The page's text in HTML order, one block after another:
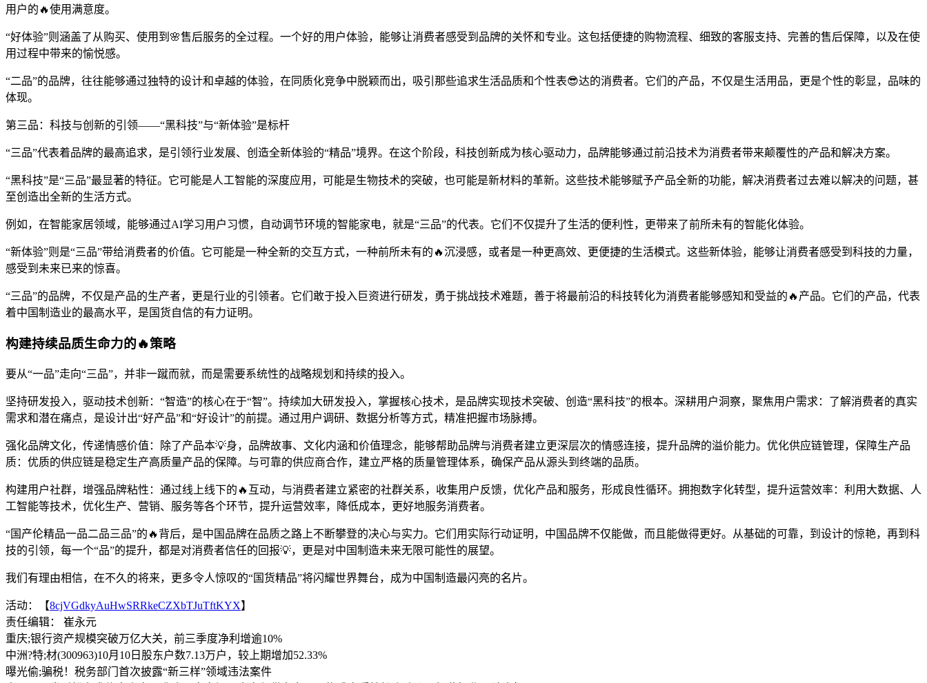
用户的🔥使用满意度。
“好体验”则涵盖了从购买、使用到🌸售后服务的全过程。一个好的用户体验，能够让消费者感受到品牌的关怀和专业。这包括便捷的购物流程、细致的客服支持、完善的售后保障，以及在使
用过程中带来的愉悦感。
“二品”的品牌，往往能够通过独特的设计和卓越的体验，在同质化竞争中脱颖而出，吸引那些追求生活品质和个性表😎达的消费者。它们的产品，不仅是生活用品，更是个性的彰显，品味的
体现。
第三品：科技与创新的引领——“黑科技”与“新体验”是标杆
“三品”代表着品牌的最高追求，是引领行业发展、创造全新体验的“精品”境界。在这个阶段，科技创新成为核心驱动力，品牌能够通过前沿技术为消费者带来颠覆性的产品和解决方案。
“黑科技”是“三品”最显著的特征。它可能是人工智能的深度应用，可能是生物技术的突破，也可能是新材料的革新。这些技术能够赋予产品全新的功能，解决消费者过去难以解决的问题，甚
至创造出全新的生活方式。
例如，在智能家居领域，能够通过AI学习用户习惯，自动调节环境的智能家电，就是“三品”的代表。它们不仅提升了生活的便利性，更带来了前所未有的智能化体验。
“新体验”则是“三品”带给消费者的价值。它可能是一种全新的交互方式，一种前所未有的🔥沉浸感，或者是一种更高效、更便捷的生活模式。这些新体验，能够让消费者感受到科技的力量，
感受到未来已来的惊喜。
“三品”的品牌，不仅是产品的生产者，更是行业的引领者。它们敢于投入巨资进行研发，勇于挑战技术难题，善于将最前沿的科技转化为消费者能够感知和受益的🔥产品。它们的产品，代表
着中国制造业的最高水平，是国货自信的有力证明。
构建持续品质生命力的🔥策略
要从“一品”走向“三品”，并非一蹴而就，而是需要系统性的战略规划和持续的投入。
坚持研发投入，驱动技术创新：“智造”的核心在于“智”。持续加大研发投入，掌握核心技术，是品牌实现技术突破、创造“黑科技”的根本。深耕用户洞察，聚焦用户需求：了解消费者的真实
需求和潜在痛点，是设计出“好产品”和“好设计”的前提。通过用户调研、数据分析等方式，精准把握市场脉搏。
强化品牌文化，传递情感价值：除了产品本💡身，品牌故事、文化内涵和价值理念，能够帮助品牌与消费者建立更深层次的情感连接，提升品牌的溢价能力。优化供应链管理，保障生产品
质：优质的供应链是稳定生产高质量产品的保障。与可靠的供应商合作，建立严格的质量管理体系，确保产品从源头到终端的品质。
构建用户社群，增强品牌粘性：通过线上线下的🔥互动，与消费者建立紧密的社群关系，收集用户反馈，优化产品和服务，形成良性循环。拥抱数字化转型，提升运营效率：利用大数据、人
工智能等技术，优化生产、营销、服务等各个环节，提升运营效率，降低成本，更好地服务消费者。
“国产伦精品一品二品三品”的🔥背后，是中国品牌在品质之路上不断攀登的决心与实力。它们用实际行动证明，中国品牌不仅能做，而且能做得更好。从基础的可靠，到设计的惊艳，再到科
技的引领，每一个“品”的提升，都是对消费者信任的回报💡，更是对中国制造未来无限可能性的展望。
我们有理由相信，在不久的将来，更多令人惊叹的“国货精品”将闪耀世界舞台，成为中国制造最闪亮的名片。
活动：【8cjVGdkyAuHwSRRkeCZXbTJuTftKYX】
责任编辑： 崔永元
重庆;银行资产规模突破万亿大关，前三季度净利增逾10%
中洲?特;材(300963)10月10日股东户数7.13万户，较上期增加52.33%
曝光偷;骗税！税务部门首次披露“新三样”领域违法案件